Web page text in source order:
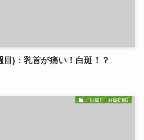
)：乳首が痛い！白斑！？
妊娠前・妊娠初期2